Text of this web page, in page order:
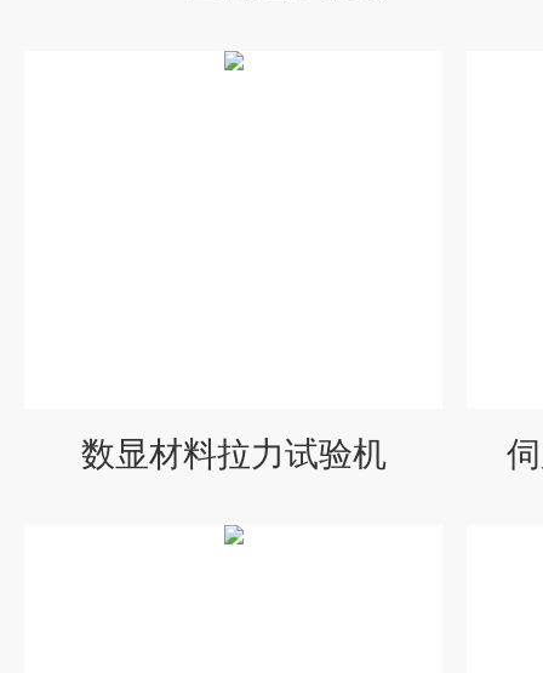
数显材料拉力试验机